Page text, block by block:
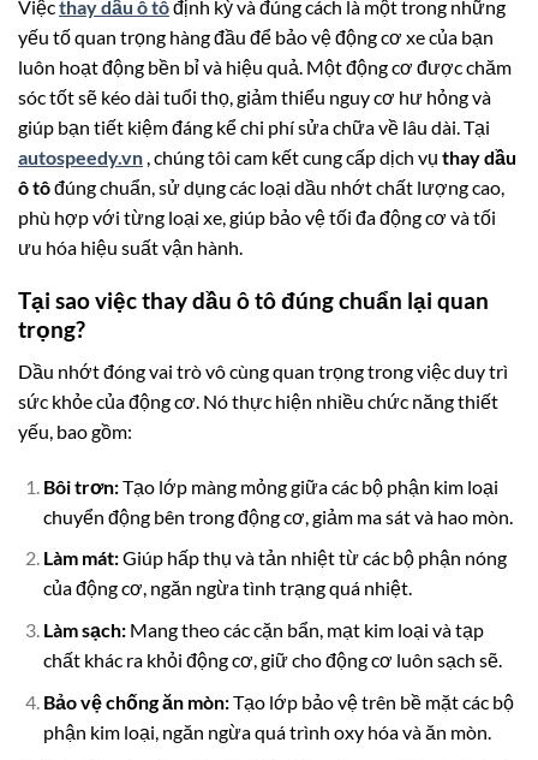
Việcthay dầu ô tôđịnh kỳ và đúng cách là một trong những
yếu tố quan trọng hàng đầu để bảo vệ động cơ xe của bạn
luôn hoạt động bền bỉ và hiệu quả. Một động cơ được chăm
sóc tốt sẽ kéo dài tuổi thọ, giảm thiểu nguy cơ hư hỏng và
giúp bạn tiết kiệm đáng kể chi phí sửa chữa về lâu dài. Tại
autospeedy.vn , chúng tôi cam kết cung cấp dịch vụ thay dầu
ô tôđúng chuẩn, sử dụng các loại dầu nhớt chất lượng cao,
phù hợp với từng loại xe, giúp bảo vệ tối đa động cơ và tối
ưu hóa hiệu suất vận hành.
Tại sao việc thay dầu ô tô đúng chuẩn lại quan
trọng?
Dầu nhớt đóng vai trò vô cùng quan trọng trong việc duy trì
sức khỏe của động cơ. Nó thực hiện nhiều chức năng thiết
yếu, bao gồm:
Bôi trơn:Tạo lớp màng mỏng giữa các bộ phận kim loại
chuyển động bên trong động cơ, giảm ma sát và hao mòn.
Làm mát:Giúp hấp thụ và tản nhiệt từ các bộ phận nóng
của động cơ, ngăn ngừa tình trạng quá nhiệt.
Làm sạch:Mang theo các cặn bẩn, mạt kim loại và tạp
chất khác ra khỏi động cơ, giữ cho động cơ luôn sạch sẽ.
Bảo vệ chống ăn mòn:Tạo lớp bảo vệ trên bề mặt các bộ
phận kim loại, ngăn ngừa quá trình oxy hóa và ăn mòn.